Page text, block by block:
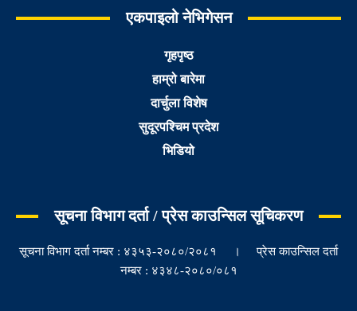
एकपाइलो नेभिगेसन
गृहपृष्ठ
हाम्रो बारेमा
दार्चुला विशेष
सुदूरपश्चिम प्रदेश
भिडियो
सूचना विभाग दर्ता / प्रेस काउन्सिल सूचिकरण
सूचना विभाग दर्ता नम्बर : ४३५३-२०८०/२०८१ । प्रेस काउन्सिल दर्ता
नम्बर : ४३४८-२०८०/०८१